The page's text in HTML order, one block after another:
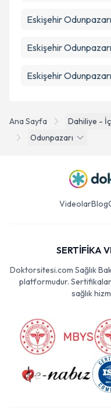
Ana Sayfa Dahiliye - İç
Odunpazarı
Eskişehir
Eskişehir
Eskişehir
VideolarBlog
SERTİFİKA
Doktorsitesi.com Sağlık
platformudur.
sağlık